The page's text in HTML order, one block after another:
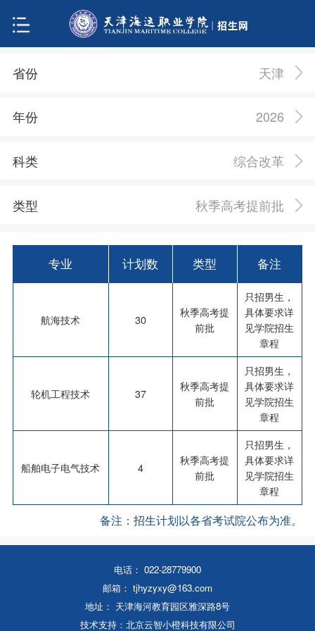
省份 天津
年份 2026
科类 综合改革
类型 秋季高考提前批
专业 计划数 类型 备注
航海技术 30
秋季高考提
前批
只招男生，
具体要求详
见学院招生
章程
轮机工程技术 37
秋季高考提
前批
只招男生，
具体要求详
见学院招生
章程
船舶电子电气技术 4
秋季高考提
前批
只招男生，
具体要求详
见学院招生
章程
备注：招生计划以各省考试院公布为准。
电话： 022-28779900
邮箱： tjhyzyxy@163.com
地址： 天津海河教育园区雅深路8号
技术支持：北京云智小橙科技有限公司